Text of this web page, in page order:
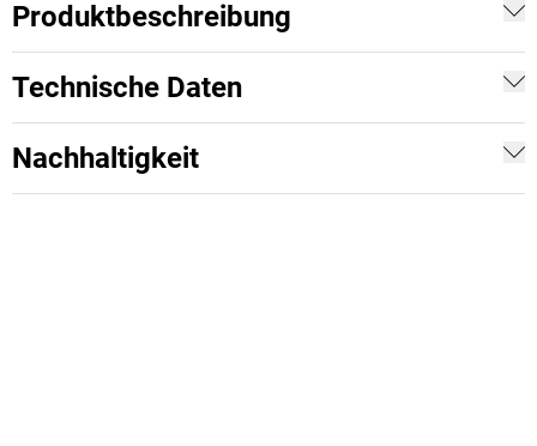
Produktbeschreibung
Technische Daten
Nachhaltigkeit